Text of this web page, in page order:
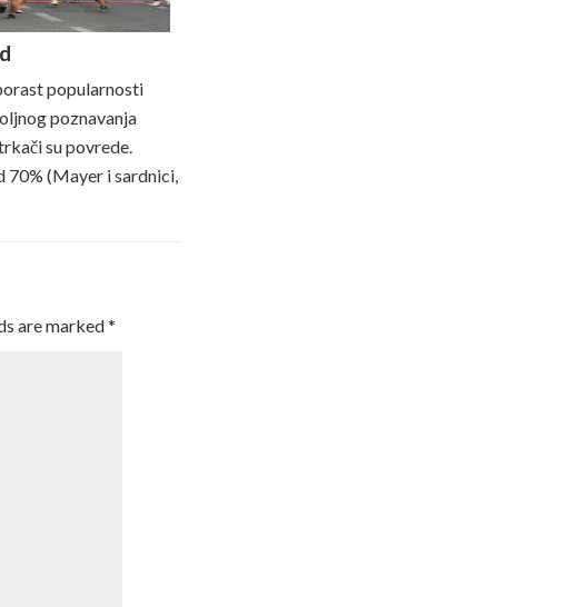
popularnosti
poznavanja
su povrede.
70% (Mayer i sardnici,
are marked*